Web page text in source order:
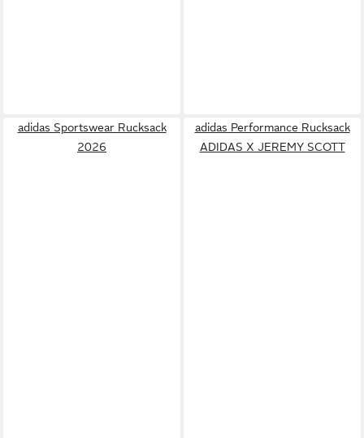
adidas Sportswear Rucksack
2026
adidas Performance Rucksack
ADIDAS X JEREMY SCOTT